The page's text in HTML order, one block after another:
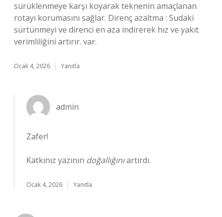
sürüklenmeye karşı koyarak teknenin amaçlanan
rotayı korumasını sağlar. Direnç azaltma : Sudaki
sürtünmeyi ve direnci en aza indirerek hız ve yakıt
verimliliğini artırır. var.
Ocak 4, 2026 Yanıtla
admin
Zafer!
Katkınız yazının doğallığınıartırdı.
Ocak 4, 2026 Yanıtla